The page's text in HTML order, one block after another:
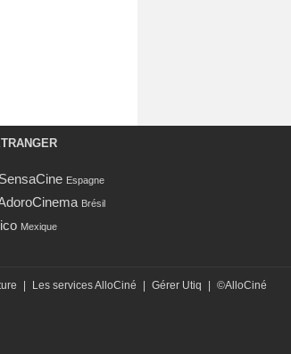
SensaCine Espagne
Brésil
Mexique
Les services AlloCiné Gérer Utiq
©AlloCiné